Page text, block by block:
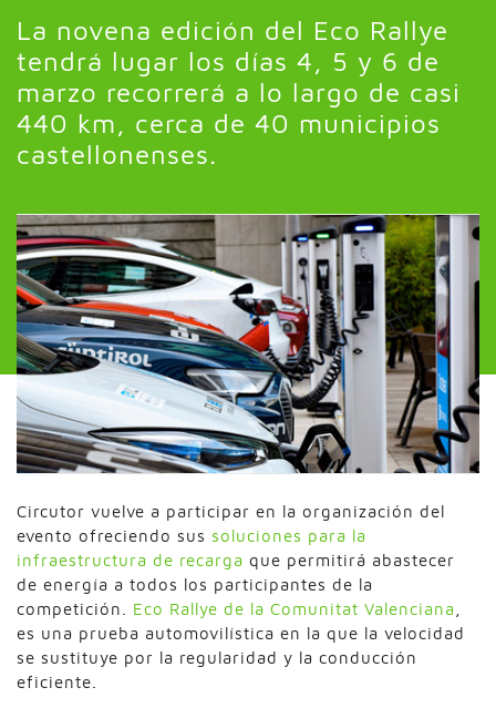
La novena edición del Eco Rallye
tendrá lugar los días 4, 5 y 6 de
marzo recorrerá a lo largo de casi
440 km, cerca de 40 municipios
castellonenses.
Circutor vuelve a participar en la organización del
evento ofreciendo sus soluciones para la
infraestructura de recarga que permitirá abastecer
de energía a todos los participantes de la
competición. Eco Rallye de la Comunitat Valenciana
es una prueba automovilística en la que la velocidad
se sustituye por la regularidad y la conducción
eficiente.